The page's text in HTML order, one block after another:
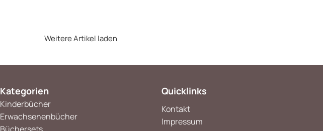
Weitere Artikel laden
Kategorien
Kinderbücher
Erwachsenenbücher
Quicklinks
Kontakt
Impressum